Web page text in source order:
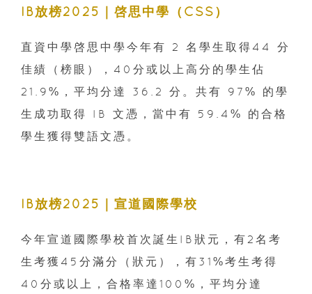
IB放榜2025｜啓思中學（CSS）
直資中學啓思中學今年有 2 名學生取得44 分
佳績（榜眼），40分或以上高分的學生佔
21.9%，平均分達 36.2 分。共有 97% 的學
生成功取得 IB 文憑，當中有 59.4% 的合格
學生獲得雙語文憑。
IB放榜2025｜宣道國際學校
今年宣道國際學校首次誕生IB狀元，有2名考
生考獲45分滿分（狀元），有31%考生考得
40分或以上，合格率達100%，平均分達